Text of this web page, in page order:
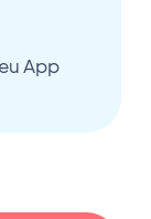
App